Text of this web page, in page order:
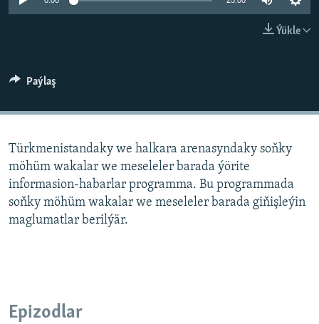
Ýükle
Paýlaş
Türkmenistandaky we halkara arenasyndaky soňky
möhüm wakalar we meseleler barada ýörite
informasion-habarlar programma. Bu programmada
soňky möhüm wakalar we meseleler barada giňişleýin
maglumatlar berilýär.
Epizodlar